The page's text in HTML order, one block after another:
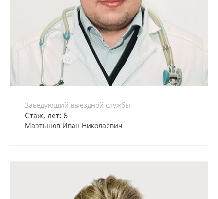
Заведующий выездной службы
Стаж, лет: 6
Мартынов Иван Николаевич